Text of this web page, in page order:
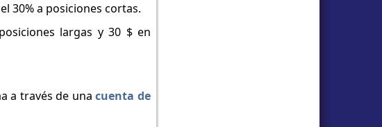
30% a posiciones cortas.
largas y 30 $ en
a través de unacuenta de